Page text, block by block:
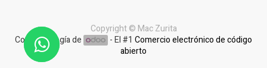
Copyright © Mac Zurita
Con tecnología de
- El #1 Comercio electrónico de código
abierto